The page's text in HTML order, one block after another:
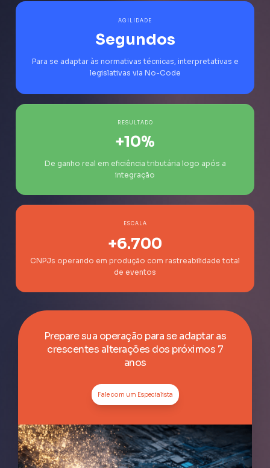
AGILIDADE
Segundos
Para se adaptar às normativas técnicas, interpretativas e
legislativas via No-Code
RESULTADO
+10%
De ganho real em eficiência tributária logo após a
integração
ESCALA
+6.700
CNPJs operando em produção com rastreabilidade total
de eventos
Prepare sua operação para se adaptar as
crescentes alterações dos próximos 7
anos
Fale com um Especialista